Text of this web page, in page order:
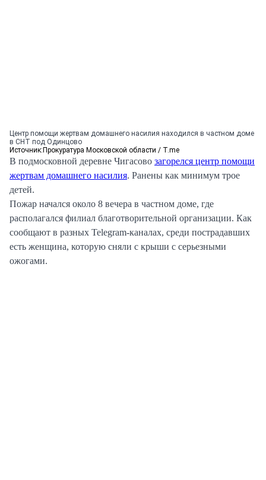
Центр помощи жертвам домашнего насилия находился в частном доме
в СНТ под Одинцово
Источник:Прокуратура Московской области / T.me
В подмосковной деревне Чигасово загорелся центр помощи
жертвам домашнего насилия. Ранены как минимум трое
детей.
Пожар начался около 8 вечера в частном доме, где
располагался филиал благотворительной организации. Как
сообщают в разных Telegram-каналах, среди пострадавших
есть женщина, которую сняли с крыши с серьезными
ожогами.